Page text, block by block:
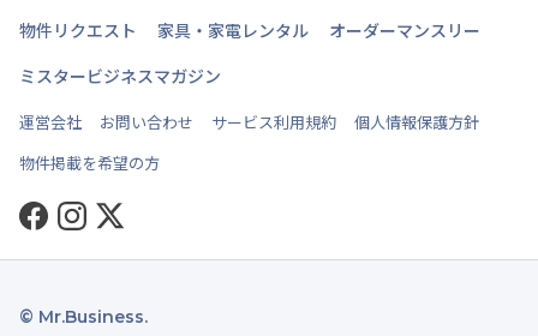
物件リクエスト
家具・家電レンタル
オーダーマンスリー
ミスタービジネスマガジン
運営会社 お問い合わせ サービス利用規約
個人情報保護方針
物件掲載を希望の方
Facebook
Instagram
Twitter
© Mr.Business.